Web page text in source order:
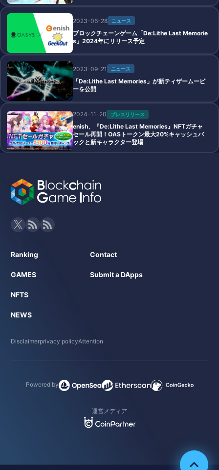
2023-06-28 ニュース
ブロックチェーンゲーム「De:Lithe Last Memorie
s」2024年にリリース予定
2023-09-21 ニュース
「De:Lithe Last Memories」が新ティザームービ
ーを公開
2024-11-20 プレスリリース
enish、『De:Lithe Last Memories』NFTガチャ
セール再開！OASトークン最大20%キャッシュバ
ックと新キャラクター登場
Ranking
GAMES
NFTS
NEWS
Contact
Submit a DApps
Disclaimerprivacy policyAttention
Powered by
運営メディア